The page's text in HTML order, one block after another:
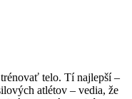
telo. Tí najlepší –
atlétov – vedia, že